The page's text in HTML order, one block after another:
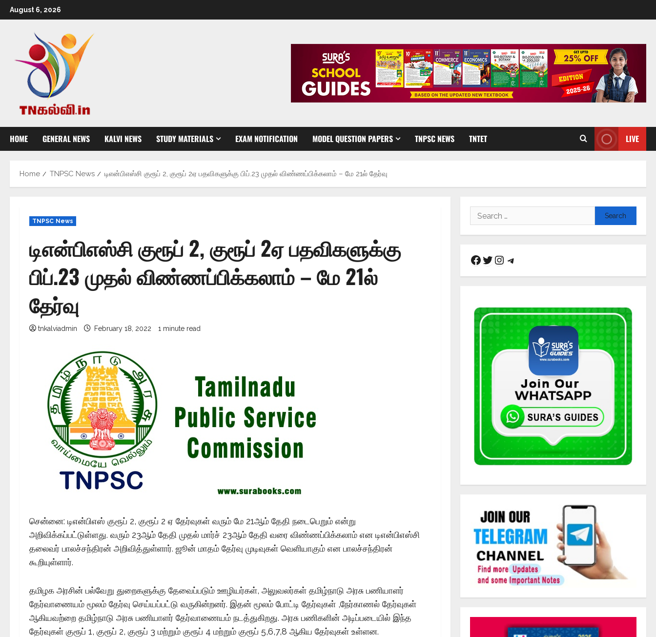
August 6, 2026
HOME GENERAL NEWS KALVI NEWS STUDY MATERIALS EXAM NOTIFICATION MODEL QUESTION PAPERS TNPSC NEWS TNTET LIVE
Home TNPSC News டிஎன்பிஎஸ்சி குரூப் 2, குரூப் 2ஏ பதவிகளுக்கு பிப்.23 முதல் விண்ணப்பிக்கலாம் – மே 21ல் தேர்வு
TNPSC News
டிஎன்பிஎஸ்சி குரூப் 2, குரூப் 2ஏ பதவிகளுக்கு
பிப்.23 முதல் விண்ணப்பிக்கலாம் – மே 21ல்
தேர்வு
tnkalviadmin February 18, 2022 1 minute read
சென்னை: டிஎன்பிஎஸ் குரூப் 2, குரூப் 2 ஏ தேர்வுகள் வரும் மே 21ஆம் தேதி நடைபெறும் என்று
அறிவிக்கப்பட்டுள்ளது. வரும் 23ஆம் தேதி முதல் மார்ச் 23ஆம் தேதி வரை விண்ணப்பிக்கலாம் என டிஎன்பிஎஸ்சி
தலைவர் பாலச்சந்திரன் அறிவித்துள்ளார். ஜூன் மாதம் தேர்வு முடிவுகள் வெளியாகும் என பாலச்சந்திரன்
கூறியுள்ளார்.
தமிழக அரசின் பல்வேறு துறைகளுக்கு தேவைப்படும் ஊழியர்கள், அலுவலர்கள் தமிழ்நாடு அரசு பணியாளர்
தேர்வாணையம் மூலம் தேர்வு செய்யப்பட்டு வருகின்றனர். இதன் மூலம் போட்டி தேர்வுகள் ,நேர்காணல் தேர்வுகள்
ஆகியவற்றை தமிழ்நாடு அரசு பணியாளர் தேர்வாணையம் நடத்துகிறது. அரசு பணிகளின் அடிப்படையில் இந்த
தேர்வுகள் குரூப் 1, குரூப் 2, குரூப் 3 மற்றும் குரூப் 4 மற்றும் குரூப் 5,6,7,8 ஆகிய தேர்வுகள் உள்ளன.